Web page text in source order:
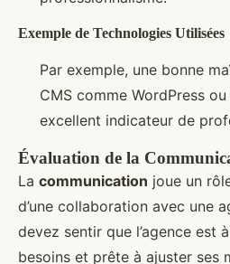
Exemple de Technologies Utilisées
Par exemple, une bonne
CMS comme WordPress
excellent indicateur de
Évaluation de la
La communication joue un
d’une collaboration avec une
devez sentir que l’agence est
besoins et prête à ajuster ses